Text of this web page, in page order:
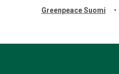
Greenpeace Suomi